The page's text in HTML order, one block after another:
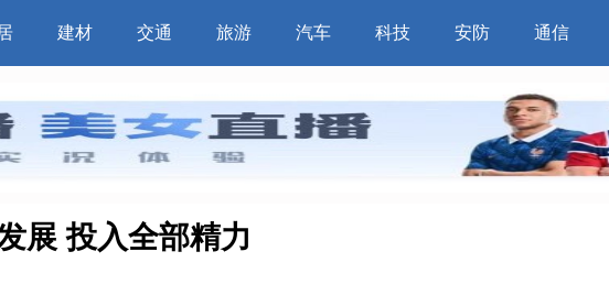
建材 交通 旅游 汽车 科技 安防 通信
展 投入全部精力